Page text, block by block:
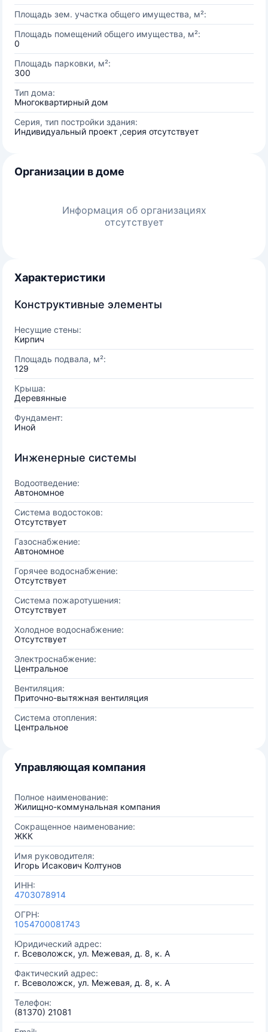
Площадь зем. участка общего имущества, м²:
Площадь помещений общего имущества, м²:
0
Площадь парковки, м²:
300
Тип дома:
Многоквартирный дом
Серия, тип постройки здания:
Индивидуальный проект ,серия отсутствует
Организации в доме
Информация об организациях
отсутствует
Характеристики
Конструктивные элементы
Несущие стены:
Кирпич
Площадь подвала, м²:
129
Крыша:
Деревянные
Фундамент:
Иной
Инженерные системы
Водоотведение:
Автономное
Система водостоков:
Отсутствует
Газоснабжение:
Автономное
Горячее водоснабжение:
Отсутствует
Система пожаротушения:
Отсутствует
Холодное водоснабжение:
Отсутствует
Электроснабжение:
Центральное
Вентиляция:
Приточно-вытяжная вентиляция
Система отопления:
Центральное
Управляющая компания
Полное наименование:
Жилищно-коммунальная компания
Сокращенное наименование:
ЖКК
Имя руководителя:
Игорь Исакович Колтунов
ИНН:
4703078914
ОГРН:
1054700081743
Юридический адрес:
г. Всеволожск, ул. Межевая, д. 8, к. А
Фактический адрес:
г. Всеволожск, ул. Межевая, д. 8, к. А
Телефон:
(81370) 21081